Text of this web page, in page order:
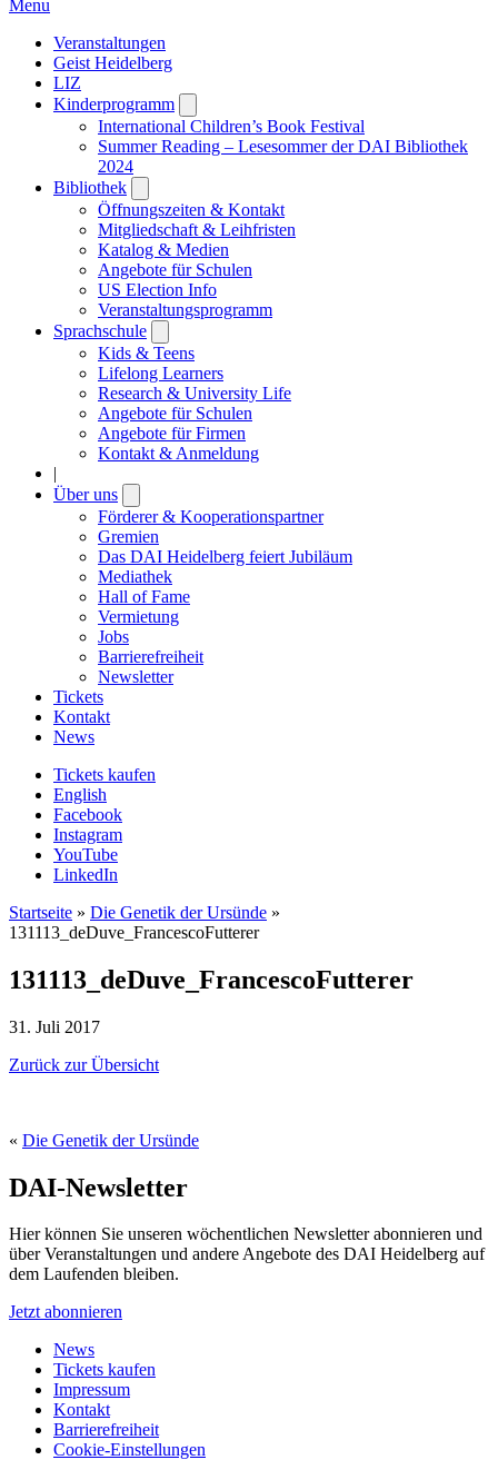
Menu
Veranstaltungen
Geist Heidelberg
LIZ
Kinderprogramm
submenu
International Children’s Book Festival
Summer Reading – Lesesommer der DAI Bibliothek
2024
Bibliothek
submenu
Öffnungszeiten & Kontakt
Mitgliedschaft & Leihfristen
Katalog & Medien
Angebote für Schulen
US Election Info
Veranstaltungsprogramm
Sprachschule
submenu
Kids & Teens
Lifelong Learners
Research & University Life
Angebote für Schulen
Angebote für Firmen
Kontakt & Anmeldung
|
Über uns
submenu
Förderer & Kooperationspartner
Gremien
Das DAI Heidelberg feiert Jubiläum
Mediathek
Hall of Fame
Vermietung
Jobs
Barrierefreiheit
Newsletter
Tickets
Kontakt
News
Tickets kaufen
English
Facebook
Instagram
YouTube
LinkedIn
Startseite » Die Genetik der Ursünde »
131113_deDuve_FrancescoFutterer
131113_deDuve_FrancescoFutterer
31. Juli 2017
Zurück zur Übersicht
« Die Genetik der Ursünde
DAI-Newsletter
Hier können Sie unseren wöchentlichen Newsletter abonnieren und
über Veranstaltungen und andere Angebote des DAI Heidelberg auf
dem Laufenden bleiben.
Jetzt abonnieren
News
Tickets kaufen
Impressum
Kontakt
Barrierefreiheit
Cookie-Einstellungen